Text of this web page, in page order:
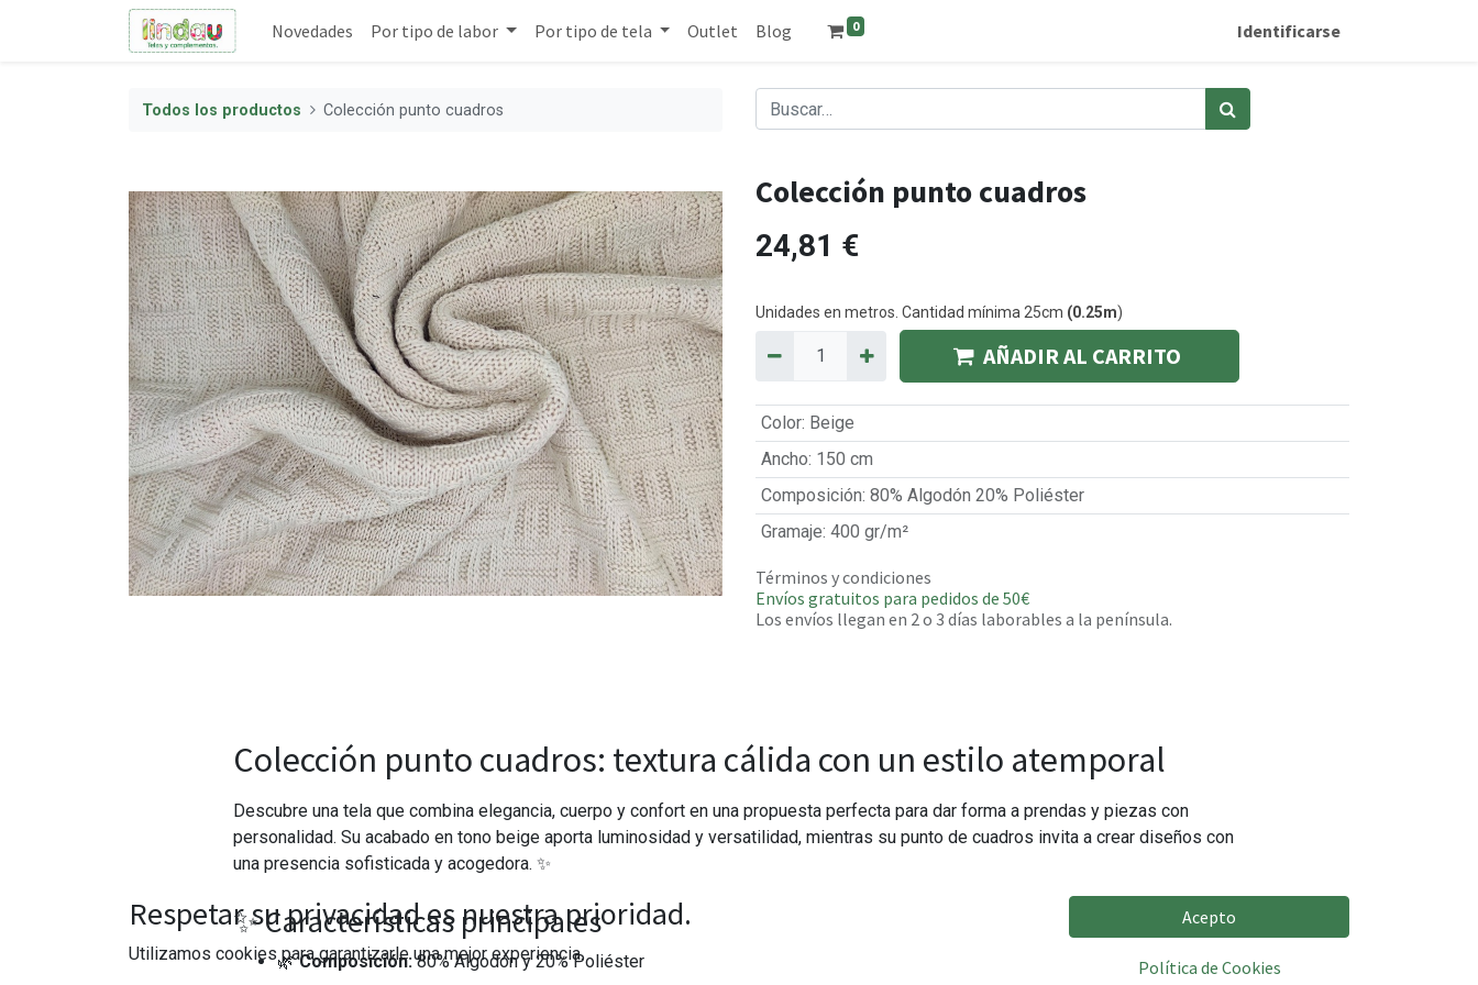
Novedades Por tipo de labor Por tipo de tela Outlet Blog 0 Identificarse
Todos los productos Colección punto cuadros
Colección punto cuadros
24,81 €
Unidades en metros. Cantidad mínima 25cm (0.25m)
AÑADIR AL CARRITO
Color: Beige
Ancho: 150 cm
Composición: 80% Algodón 20% Poliéster
Gramaje: 400 gr/m²
Términos y condiciones
Envíos gratuitos para pedidos de 50€
Los envíos llegan en 2 o 3 días laborables a la península.
Colección punto cuadros: textura cálida con un estilo atemporal
Descubre una tela que combina elegancia, cuerpo y confort en una propuesta perfecta para dar forma a prendas y piezas con
personalidad. Su acabado en tono beige aporta luminosidad y versatilidad, mientras su punto de cuadros invita a crear diseños con
una presencia sofisticada y acogedora. ✨
✨ Características principales
🌿Composición:80% Algodón y 20% Poliéster
Respetar su privacidad es nuestra prioridad.
Utilizamos cookies para garantizarle una mejor experiencia.
Acepto
Política de Cookies